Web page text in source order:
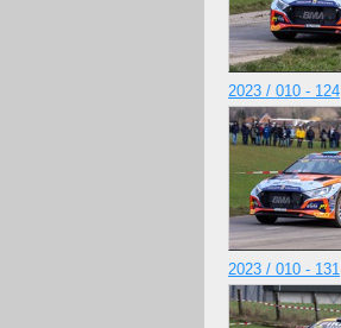
2023 / 010 - 124
2023 / 010 - 131